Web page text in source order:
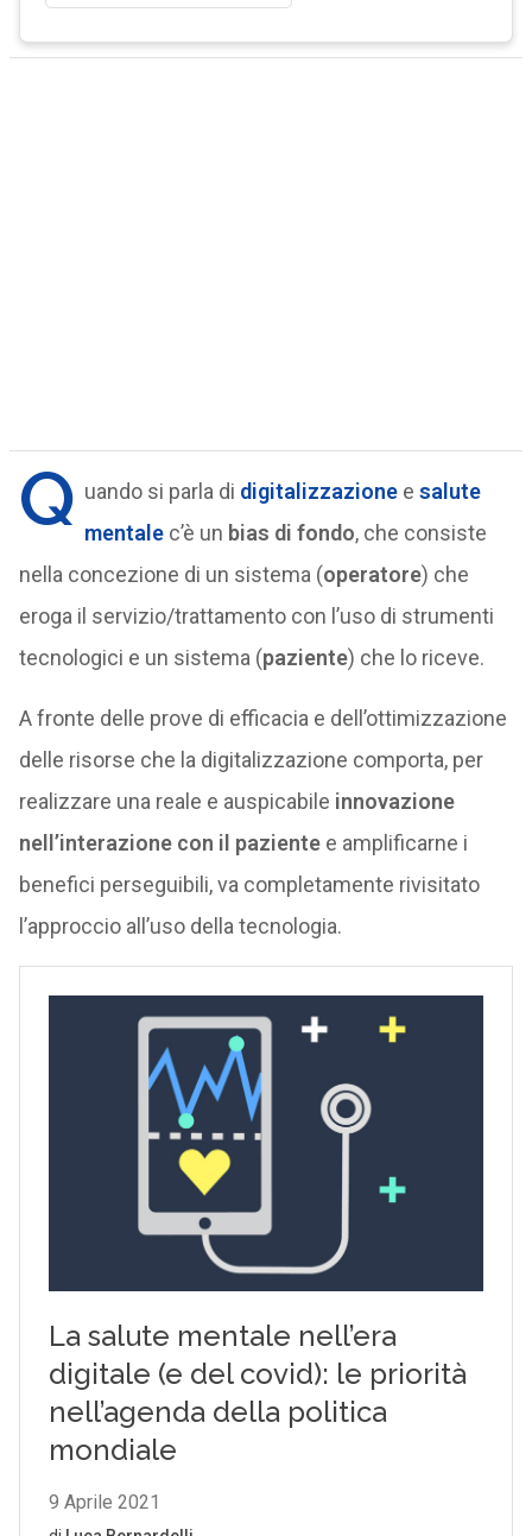
Q uando si parla di digitalizzazionee salute
mentalec’è un bias di fondo, che consiste
nella concezione di un sistema (operatore) che
eroga il servizio/trattamento con l’uso di strumenti
tecnologici e un sistema (paziente) che lo riceve.
A fronte delle prove di efficacia e dell’ottimizzazione
delle risorse che la digitalizzazione comporta, per
realizzare una reale e auspicabile innovazione
nell’interazione con il paziente e amplificarne i
benefici perseguibili, va completamente rivisitato
l’approccio all’uso della tecnologia.